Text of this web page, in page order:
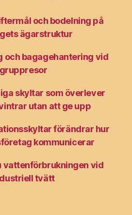
och bodelning på
ägarstruktur
och bagagehantering vid
gruppresor
skyltar som överlever
utan att ge upp
förändrar hur
kommunicerar
vattenförbrukningen vid
tvätt